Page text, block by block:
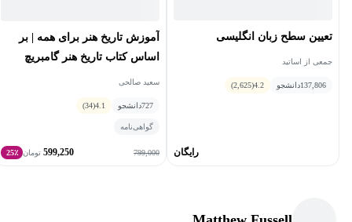
تعیین سطح زبان انگلیسی
جمعی از اساتید
137,806دانشجو 4.2
(2,625)
رایگان
آموزش تاریخ هنر برای همه | بر
اساس کتاب تاریخ هنر گامبریچ
سعید صالحی
727دانشجو 4.1
(34)
گواهی‌نامه
799,000
599,250 تومان 25٪